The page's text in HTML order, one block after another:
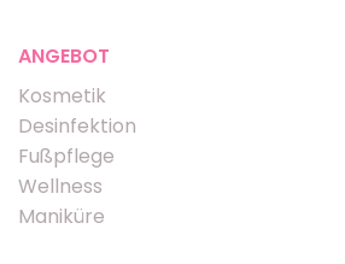
ANGEBOT
Kosmetik
Desinfektion
Fußpflege
Wellness
Maniküre